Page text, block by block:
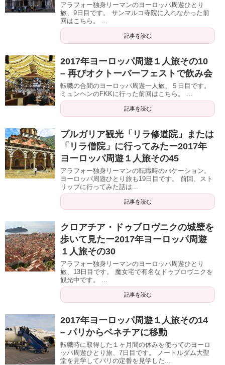
アラフォー独身リーマンのヨーロッパ周遊ひとり
旅、9日目です。 サンマルコ寺院に入れなかった前
回はこちら。 ...
記事を読む
2017年ヨーロッパ周遊１人旅その10
– 再びオクトーバーフェストで飲み会
転職の合間のヨーロッパ周遊一人旅、５日目です。
ミュンヘンのFKKに行った前回はこちら。 ...
記事を読む
ブルガリア観光「リラ修道院」または
「リラ僧院」に行ってみたー2017年
ヨーロッパ周遊１人旅その45
アラフォー独身リーマンの転職時のバケーション。
ヨーロッパ周遊ひとり旅も19日目です。 前回、スト
リップに行ってみた話は...
記事を読む
クロアチア・ドゥブロヴニクの城壁を
歩いて見たー2017年ヨーロッパ周遊
１人旅その30
アラフォー独身リーマンのヨーロッパ周遊ひとり
旅、13日目です。 魔女宅で有名なドゥブロヴニクを
観光中です。 ...
記事を読む
2017年ヨーロッパ周遊１人旅その14
– パリからベネチアに移動
転職時に取得した１ヶ月間の休みを使ってのヨーロ
ッパ周遊ひとり旅、7日目です。 ノートルダム大聖
堂を見学してパリの定番を見学した...